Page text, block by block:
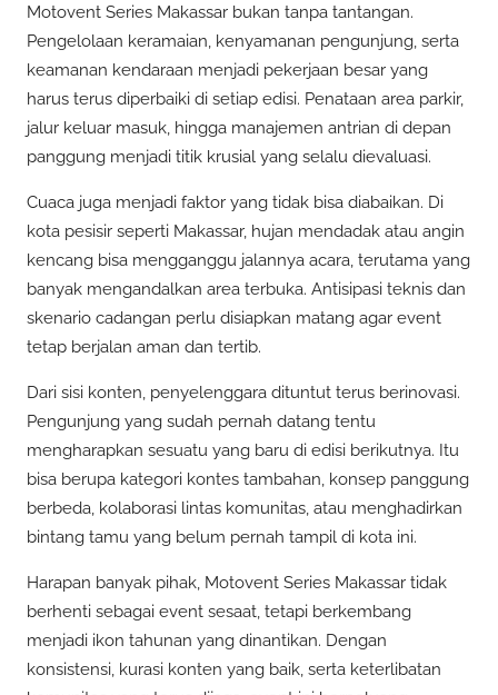
Motovent Series Makassar bukan tanpa tantangan.
Pengelolaan keramaian, kenyamanan pengunjung, serta
keamanan kendaraan menjadi pekerjaan besar yang
harus terus diperbaiki di setiap edisi. Penataan area parkir,
jalur keluar masuk, hingga manajemen antrian di depan
panggung menjadi titik krusial yang selalu dievaluasi.
Cuaca juga menjadi faktor yang tidak bisa diabaikan. Di
kota pesisir seperti Makassar, hujan mendadak atau angin
kencang bisa mengganggu jalannya acara, terutama yang
banyak mengandalkan area terbuka. Antisipasi teknis dan
skenario cadangan perlu disiapkan matang agar event
tetap berjalan aman dan tertib.
Dari sisi konten, penyelenggara dituntut terus berinovasi.
Pengunjung yang sudah pernah datang tentu
mengharapkan sesuatu yang baru di edisi berikutnya. Itu
bisa berupa kategori kontes tambahan, konsep panggung
berbeda, kolaborasi lintas komunitas, atau menghadirkan
bintang tamu yang belum pernah tampil di kota ini.
Harapan banyak pihak, Motovent Series Makassar tidak
berhenti sebagai event sesaat, tetapi berkembang
menjadi ikon tahunan yang dinantikan. Dengan
konsistensi, kurasi konten yang baik, serta keterlibatan